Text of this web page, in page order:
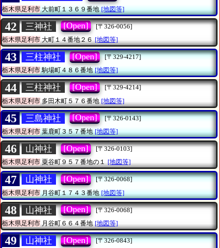
栃木県足利市大前町１３６９番地 [地図等]
42 三神社 [Open]
[〒326-0056]
栃木県足利市大町１４番地２６ [地図等]
43 三柱神社 [Open]
[〒329-4217]
栃木県足利市駒場町４８６番地 [地図等]
44 三柱神社 [Open]
[〒329-4214]
栃木県足利市 多田木町５７６番地 [地図等]
45 三島神社 [Open]
[〒326-0143]
栃木県足利市葉鹿町３５７番地 [地図等]
46 山神社 [Open]
[〒326-0103]
栃木県足利市粟谷町９５７番地の１ [地図等]
47 山神社 [Open]
[〒326-0068]
栃木県足利市月谷町１７４３番地 [地図等]
48 山神社 [Open]
[〒326-0068]
栃木県足利市月谷町６６４番地 [地図等]
49 山神社 [Open]
[〒326-0843]